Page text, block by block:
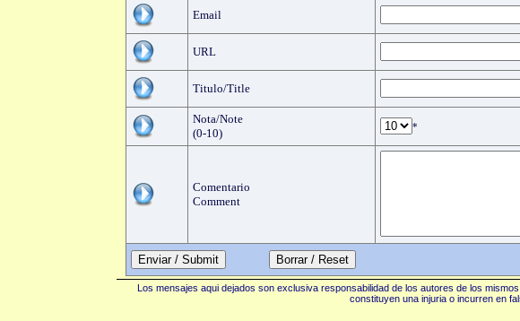
Email
URL
Titulo/Title
Nota/Note
(0-10)
*
Comentario
Comment
Enviar / Submit
Los mensajes aqui dejados son exclusiva responsabilidad de los autores de los
constituyen una injuria o incurren en